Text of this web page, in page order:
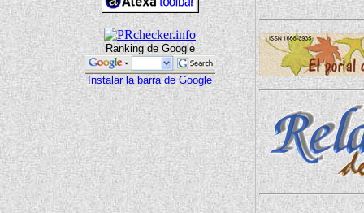
Ranking de Google
Instalar la barra de Google